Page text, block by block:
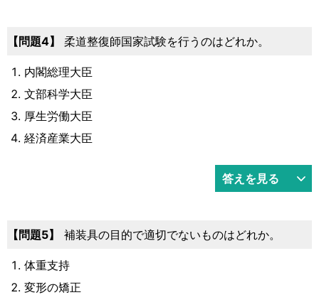
4 柔道整復師国家試験を行うのはどれか。
内閣総理大臣
文部科学大臣
厚生労働大臣
経済産業大臣
答えを見る
5 補装具の目的で適切でないものはどれか。
体重支持
変形の矯正